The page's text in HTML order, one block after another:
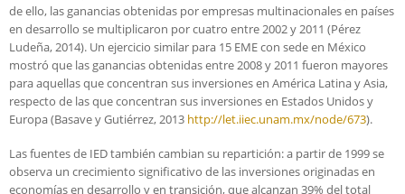
de ello, las ganancias obtenidas por empresas multinacionales en países
en desarrollo se multiplicaron por cuatro entre 2002 y 2011 (Pérez
Ludeña, 2014). Un ejercicio similar para 15 EME con sede en México
mostró que las ganancias obtenidas entre 2008 y 2011 fueron mayores
para aquellas que concentran sus inversiones en América Latina y Asia,
respecto de las que concentran sus inversiones en Estados Unidos y
Europa (Basave y Gutiérrez, 2013 http://let.iiec.unam.mx/node/673).
Las fuentes de IED también cambian su repartición: a partir de 1999 se
observa un crecimiento significativo de las inversiones originadas en
economías en desarrollo y en transición, que alcanzan 39% del total